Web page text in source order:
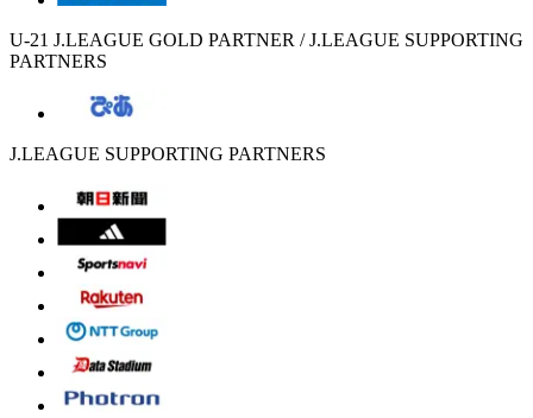
U-21 J.LEAGUE GOLD PARTNER / J.LEAGUE SUPPORTING
PARTNERS
J.LEAGUE SUPPORTING PARTNERS